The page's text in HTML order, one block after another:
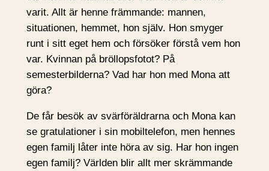
varit. Allt är henne främmande: mannen,
situationen, hemmet, hon själv. Hon smyger
runt i sitt eget hem och försöker förstå vem hon
var. Kvinnan på bröllopsfotot? På
semesterbilderna? Vad har hon med Mona att
göra?
De får besök av svärföräldrarna och Mona kan
se gratulationer i sin mobiltelefon, men hennes
egen familj låter inte höra av sig. Har hon ingen
egen familj? Världen blir allt mer skrämmande